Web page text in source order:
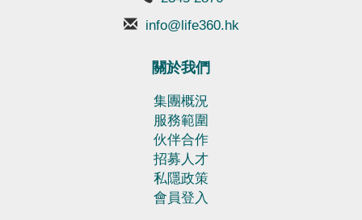
關於我們
集團概況
服務範圍
伙伴合作
招募人才
私隱政策
會員登入
搬運/租倉